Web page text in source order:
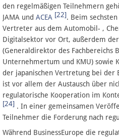
den regelmäßigen Teilnehmern
JAMA und ACEA [22]. Beim
Vertreter aus dem Automobil- ,
Digitalsektor vor Ort, außerdem
(Generaldirektor des Fachbereichs
Unternehmertum und KMU) sowie
der japanischen Vertretung bei der
ist vor allem der Austausch über
regulatorische Kooperation im
[24] . In einer gemeinsamen
Teilnehmer die Forderung nach
Während BusinessEurope die